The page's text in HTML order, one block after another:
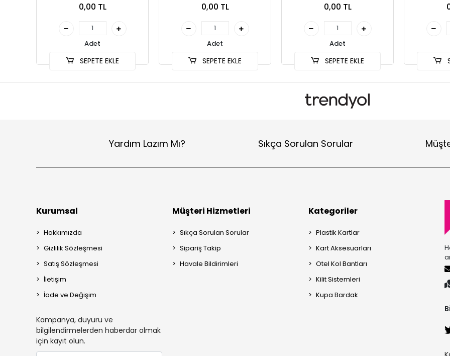
0,00 TL
Adet
SEPETE EKLE
0,00 TL
Adet
SEPETE EKLE
0,00 TL
Adet
SEPETE EKLE
Yardım Lazım Mı? Sıkça Sorulan Sorular
Kurumsal
Hakkımızda
Gizlilik Sözleşmesi
Satış Sözleşmesi
İletişim
İade ve Değişim
Kampanya, duyuru ve
bilgilendirmelerden haberdar olmak
için kayıt olun.
Müşteri Hizmetleri
Sıkça Sorulan Sorular
Sipariş Takip
Havale Bildirimleri
Kategoriler
Plastik Kartlar
Kart Aksesuarları
Otel Kol Bantları
Kilit Sistemleri
Kupa Bardak